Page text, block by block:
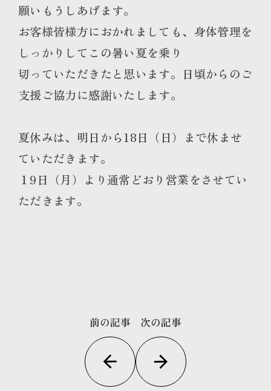
願いもうしあげます。
お客様皆様方におかれましても、身体管理を
しっかりしてこの暑い夏を乗り
切っていただきたと思います。日頃からのご
支援ご協力に感謝いたします。
夏休みは、明日から18日（日）まで休ませ
ていただきます。
１9日（月）より通常どおり営業をさせてい
ただきます。
前の記事 次の記事